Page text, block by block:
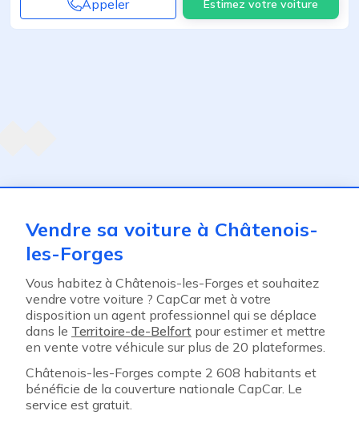
Appeler Estimez votre voiture
Vendre sa voiture à Châtenois-
les-Forges
Vous habitez à Châtenois-les-Forges et souhaitez
vendre votre voiture ? CapCar met à votre
disposition un agent professionnel qui se déplace
dans le Territoire-de-Belfort pour estimer et mettre
en vente votre véhicule sur plus de 20 plateformes.
Châtenois-les-Forges compte 2 608 habitants et
bénéficie de la couverture nationale CapCar. Le
service est gratuit.